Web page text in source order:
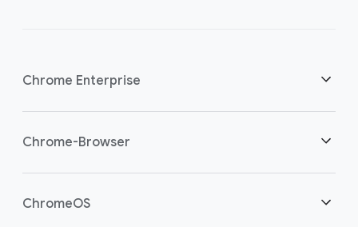
Chrome Enterprise
Sicherheit
Chrome-Browser
Übersicht
ChromeOS